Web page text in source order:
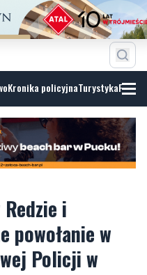
Kronika policyjnaTurystyka
i
Policji w